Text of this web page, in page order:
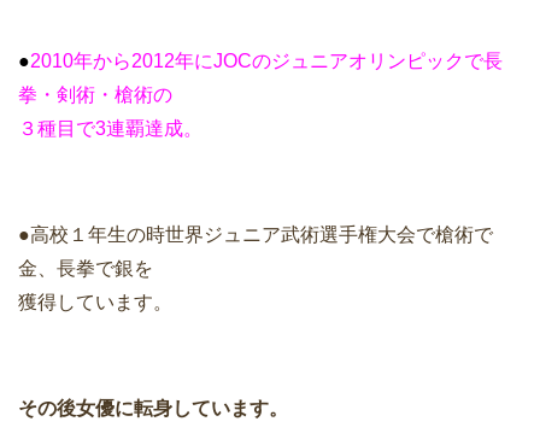
●2010年から2012年にJOCのジュニアオリンピックで長
拳・剣術・槍術の
３種目で3連覇達成。
●高校１年生の時世界ジュニア武術選手権大会で槍術で
金、長拳で銀を
獲得しています。
その後女優に転身しています。